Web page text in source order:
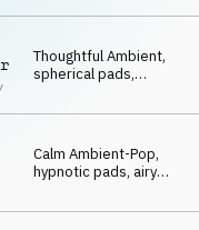
percussions, e-guitar,
Thoughtful Ambient,
spherical pads,
waiting for ?
Calm Ambient-Pop,
hypnotic pads, airy
touching atmo